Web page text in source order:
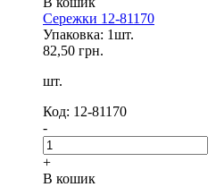
NEW
Сережки 12-81170
Упаковка: 1шт.
82,50 грн.
шт.
Код: 12-81170
-
+
В кошик